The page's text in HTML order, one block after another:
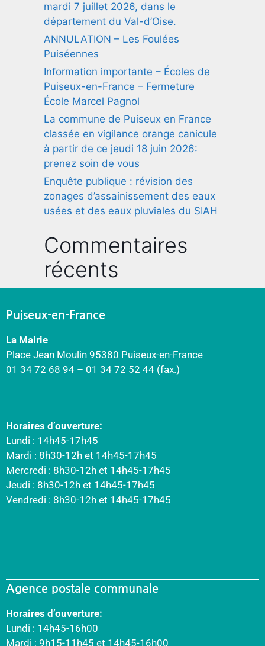
mardi 7 juillet 2026, dans le
département du Val-d’Oise.
ANNULATION – Les Foulées
Puiséennes
Information importante – Écoles de
Puiseux-en-France – Fermeture
École Marcel Pagnol
La commune de Puiseux en France
classée en vigilance orange canicule
à partir de ce jeudi 18 juin 2026:
prenez soin de vous
Enquête publique : révision des
zonages d’assainissement des eaux
usées et des eaux pluviales du SIAH
Commentaires
récents
Puiseux-en-France
La Mairie
Place Jean Moulin 95380 Puiseux-en-France
01 34 72 68 94 – 01 34 72 52 44 (fax.)
Horaires d’ouverture:
Lundi : 14h45-17h45
Mardi : 8h30-12h et 14h45-17h45
Mercredi : 8h30-12h et 14h45-17h45
Jeudi : 8h30-12h et 14h45-17h45
Vendredi : 8h30-12h et 14h45-17h45
Agence postale communale
Horaires d’ouverture:
Lundi : 14h45-16h00
Mardi : 9h15-11h45 et 14h45-16h00